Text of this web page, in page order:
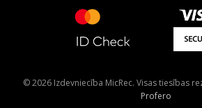
© 2026 Izdevniecība MicRec. Visas tiesības
Profero